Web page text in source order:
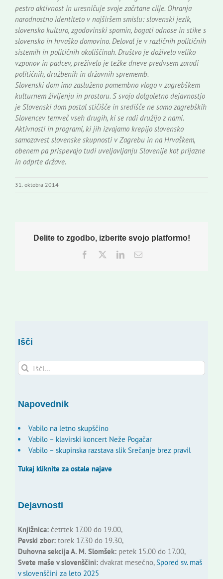
pestro aktivnost in uresničuje svoje začrtane cilje. Ohranja
narodnostno identiteto v najširšem smislu: slovenski jezik,
slovensko kulturo, zgodovinski spomin, bogati odnose in stike s
slovensko in hrvaško domovino. Deloval je v različnih političnih
sistemih in političnih okoliščinah. Društvo je doživelo veliko
vzponov in padcev, preživelo je težke dneve predvsem zaradi
političnih, družbenih in državnih sprememb.
Slovenski dom ima zasluženo pomembno vlogo v zagrebškem
kulturnem življenju in prostoru. S svojo dolgoletno dejavnostjo
je Slovenski dom postal stičišče in središče ne samo zagrebških
Slovencev temveč vseh drugih, ki se radi družijo z nami.
Aktivnosti in programi, ki jih izvajamo krepijo slovensko
samozavest slovenske skupnosti v Zagrebu in na Hrvaškem,
obenem pa prispevajo tudi uveljavljanju Slovenije kot prijazne
in odprte države.
31. oktobra 2014
Delite to zgodbo, izberite svojo platformo!
Facebook
TwitterLinkedInEmail
Išči
Search
for:
Napovednik
Vabilo na letno skupščino
Vabilo – klavirski koncert Neže Pogačar
Vabilo – skupinska razstava slik Srečanje brez pravil
Tukaj kliknite za ostale najave
Dejavnosti
Knjižnica:četrtek 17.00 do 19.00,
Pevski zbor:torek 17.30 do 19.30,
Duhovna sekcija A. M. Slomšek:petek 15.00 do 17.00,
Svete maše v slovenščini:dvakrat mesečno,Spored sv. maš
v slovenščini za leto 2025